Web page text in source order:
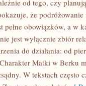
od tego, czy
że
pełne obowiązków, a w
jest wyłącznie zbiór
do działania: od
Matki w Berku
W tekstach często